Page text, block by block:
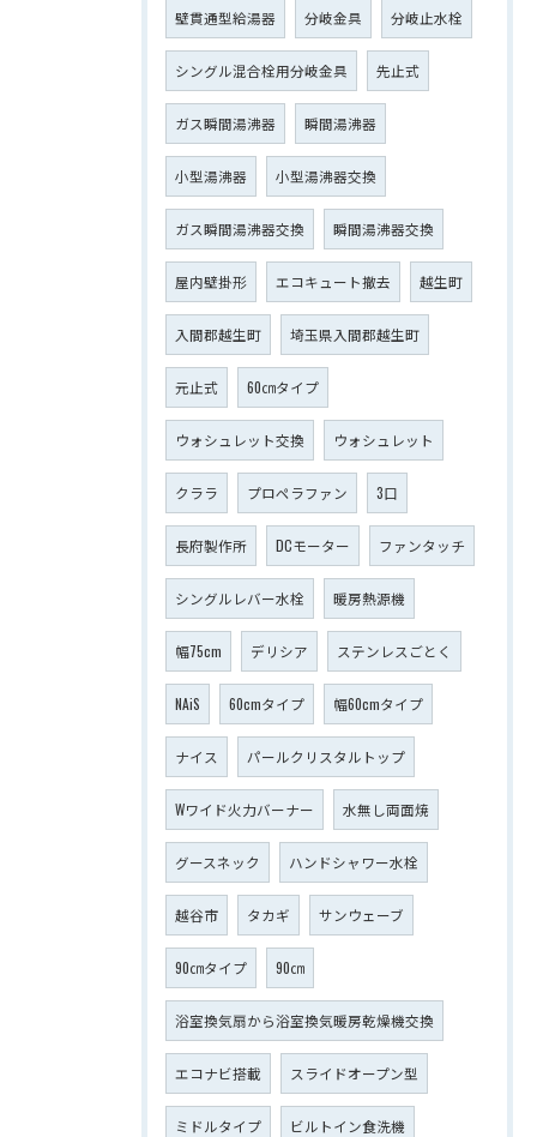
壁貫通型給湯器 分岐金具 分岐止水栓
シングル混合栓用分岐金具 先止式
ガス瞬間湯沸器 瞬間湯沸器
小型湯沸器 小型湯沸器交換
ガス瞬間湯沸器交換 瞬間湯沸器交換
屋内壁掛形 エコキュート撤去 越生町
入間郡越生町 埼玉県入間郡越生町
元止式 60㎝タイプ
ウォシュレット交換 ウォシュレット
クララ プロペラファン 3口
長府製作所 DCモーター ファンタッチ
シングルレバー水栓 暖房熱源機
幅75cm デリシア ステンレスごとく
NAiS 60cmタイプ 幅60cmタイプ
ナイス パールクリスタルトップ
Wワイド火力バーナー 水無し両面焼
グースネック ハンドシャワー水栓
越谷市 タカギ サンウェーブ
90㎝タイプ 90㎝
浴室換気扇から浴室換気暖房乾燥機交換
エコナビ搭載 スライドオープン型
ミドルタイプ ビルトイン食洗機